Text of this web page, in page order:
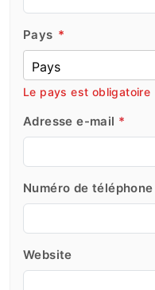
Pays *
Le pays est obligatoire
Adresse e-mail *
Numéro de téléphone
Website